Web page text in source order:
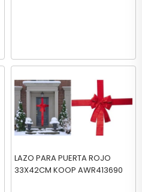
LAZO PARA PUERTA ROJO
33X42CM KOOP AWR413690